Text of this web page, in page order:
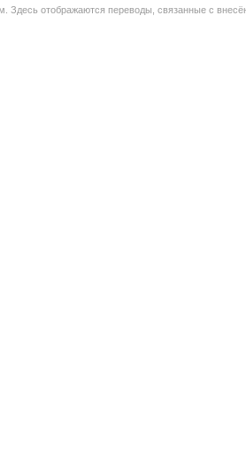
Здесь отображаются переводы, связанные с